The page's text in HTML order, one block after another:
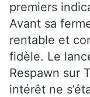
premiers
Avant sa
rentable et
fidèle. Le
Respawn sur
intérêt ne